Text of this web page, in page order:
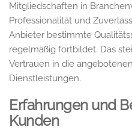
Mitgliedschaften in
Professionalität und
Anbieter bestimmte
regelmäßig fortbildet. Das
Vertrauen in die
Dienstleistungen.
Erfahrungen und
Kunden